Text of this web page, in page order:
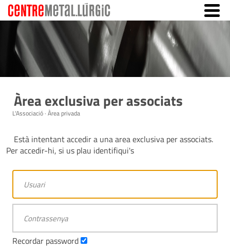
Àrea exclusiva per associats
L'Associació · Àrea privada
Està intentant accedir a una area exclusiva per associats.
Per accedir-hi, si us plau identifiqui's
Recordar password